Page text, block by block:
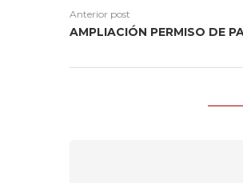
Anterior post
AMPLIACIÓN PERMISO DE